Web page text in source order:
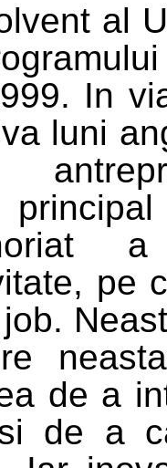
al
In
luni
pe
de a
de a